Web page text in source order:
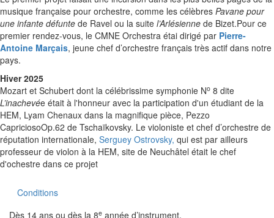
musique française pour orchestre, comme les célèbres Pavane pour
une infante défunte de Ravel ou la suite l’Arlésienne de Bizet.Pour ce
premier rendez-vous, le CMNE Orchestra étai dirigé par Pierre-
Antoine Marçais, jeune chef d’orchestre français très actif dans notre
pays.
Hiver 2025
Mozart et Schubert dont la célébrissime symphonie No 8 dite
L’inachevée était à l'honneur avec la participation d'un étudiant de la
HEM, Lyam Chenaux dans la magnifique pièce, Pezzo
CapriciosoOp.62 de Tschaïkovsky. Le violoniste et chef d’orchestre de
réputation internationale, Serguey Ostrovsky, qui est par ailleurs
professeur de violon à la HEM, site de Neuchâtel était le chef
d'ochestre dans ce projet
Conditions
Dès 14 ans ou dès la 8e année d’instrument.